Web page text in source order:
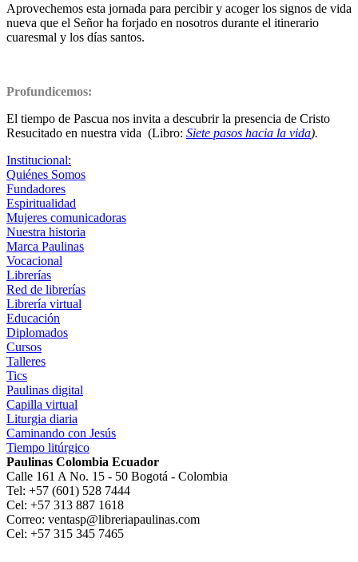
Aprovechemos esta jornada para percibir y acoger los signos de vida
nueva que el Señor ha forjado en nosotros durante el itinerario
cuaresmal y los días santos.
Profundicemos:
El tiempo de Pascua nos invita a descubrir la presencia de Cristo
Resucitado en nuestra vida (Libro: Siete pasos hacia la vida).
Institucional:
Quiénes Somos
Fundadores
Espiritualidad
Mujeres comunicadoras
Nuestra historia
Marca Paulinas
Vocacional
Librerías
Red de librerías
Librería virtual
Educación
Diplomados
Cursos
Talleres
Tics
Paulinas digital
Capilla virtual
Liturgia diaria
Caminando con Jesús
Tiempo litúrgico
Paulinas Colombia Ecuador
Calle 161 A No. 15 - 50 Bogotá - Colombia
Tel: +57 (601) 528 7444
Cel: +57 313 887 1618
Correo: ventasp@libreriapaulinas.com
Cel: +57 315 345 7465